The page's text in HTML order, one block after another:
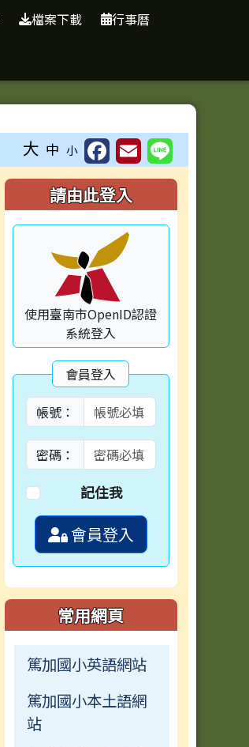
檔案下載 行事曆
大 中 小
右邊區域內容
請由此登入
使用臺南市OpenID認證
系統登入
會員登入
帳號：
密碼：
記住我
會員登入
常用網頁
篤加國小英語網站
篤加國小本土語網
站